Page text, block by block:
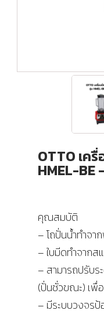
OTTO เค
HMEL-BE
คุณสมบัติ
– โถปั่นน้ำทำจา
– ใบมีดทำจากส
– สามารถปรับร
(ปั่นชั่วขณะ) เพื่
– มีระบบวงจรป้